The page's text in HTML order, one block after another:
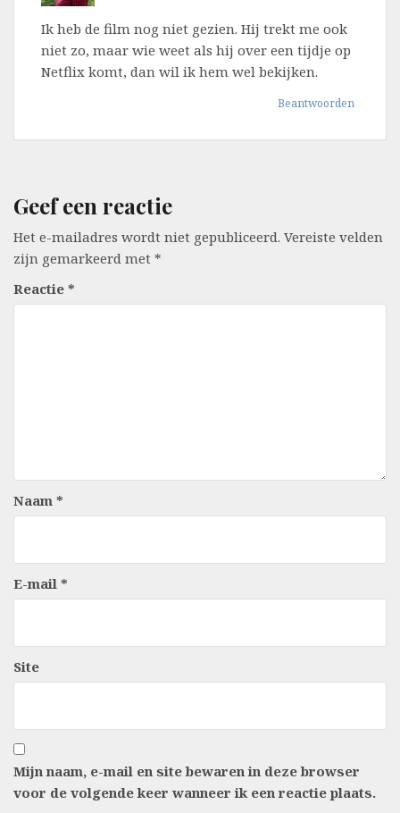
Ik heb de film nog niet gezien. Hij trekt me ook
niet zo, maar wie weet als hij over een tijdje op
Netflix komt, dan wil ik hem wel bekijken.
Beantwoorden
Geef een reactie
Het e-mailadres wordt niet gepubliceerd. Vereiste velden
zijn gemarkeerd met *
Reactie *
Naam *
E-mail *
Site
Mijn naam, e-mail en site bewaren in deze browser
voor de volgende keer wanneer ik een reactie plaats.